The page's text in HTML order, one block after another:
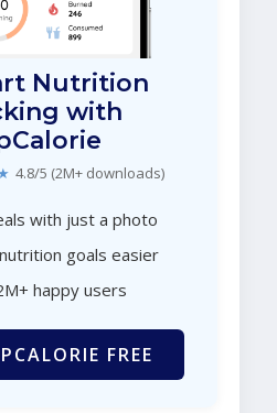
Nutrition
with
4.8/5 (2M+ downloads)
with just a photo
goals easier
happy users
FREE